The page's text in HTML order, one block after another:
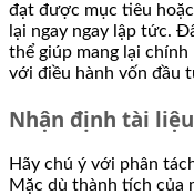
đạt được mục tiêu
lại ngay ngay lập tức.
thể giúp mang lại
với điều hành vốn đầu
Nhận định tài
Hãy chú ý với phân
Mặc dù thành tích của